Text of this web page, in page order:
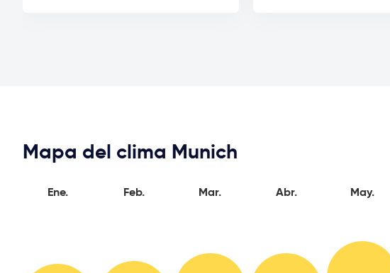
Mapa del clima Munich
Ene. Feb. Mar. Abr. May.